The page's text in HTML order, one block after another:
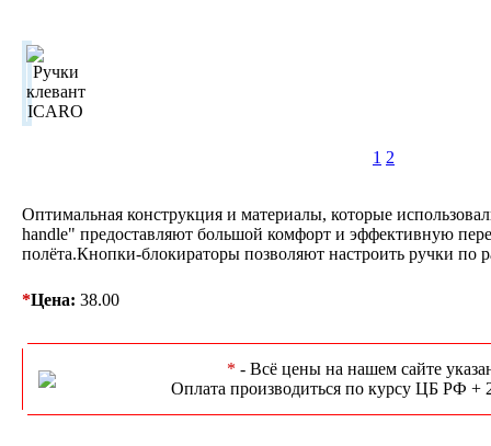
1 2
Оптимальная конструкция и материалы, которые
handle" предоставляют большой комфорт и эффективную
полёта.Кнопки-блокираторы позволяют настроить ручки по
*Цена: 38.00
* - Всё цены на нашем сайте
Оплата производиться по курсу ЦБ РФ +